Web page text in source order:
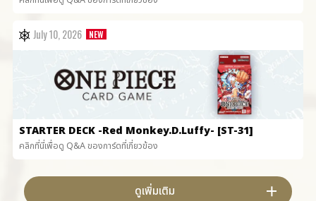
July 10, 2026
STARTER DECK -Red Monkey.D.Luffy- [ST-31]
คลิกที่นี่เพื่อดู Q&A ของการ์ดที่เกี่ยวข้อง
ดูเพิ่มเติม